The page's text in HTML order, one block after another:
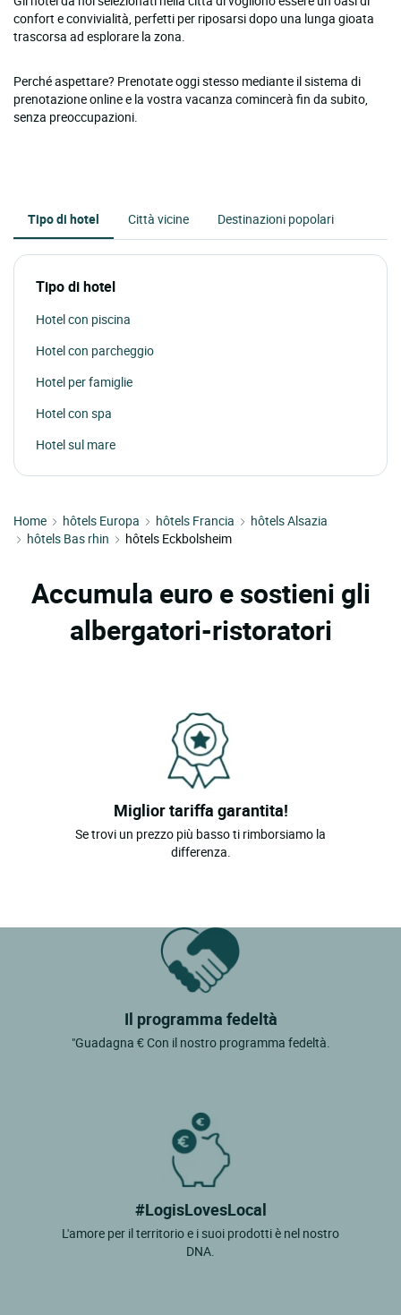
confort e convivialità, perfetti per riposarsi dopo una lunga gioata
trascorsa ad esplorare la zona.
Perché aspettare? Prenotate oggi stesso mediante il sistema di
prenotazione online e la vostra vacanza comincerà fin da subito,
senza preoccupazioni.
Tipo di hotel Città vicine Destinazioni popolari
Tipo di hotel
Hotel con piscina
Hotel con parcheggio
Hotel per famiglie
Hotel con spa
Hotel sul mare
Home hôtels Europa hôtels Francia
hôtels Alsazia
hôtels Bas rhin
hôtels Eckbolsheim
Accumula euro e sostieni gli
albergatori-ristoratori
Miglior tariffa garantita!
Se trovi un prezzo più basso ti rimborsiamo la
differenza.
Il programma fedeltà
"Guadagna € Con il nostro programma fedeltà.
#LogisLovesLocal
L'amore per il territorio e i suoi prodotti è nel nostro
DNA.